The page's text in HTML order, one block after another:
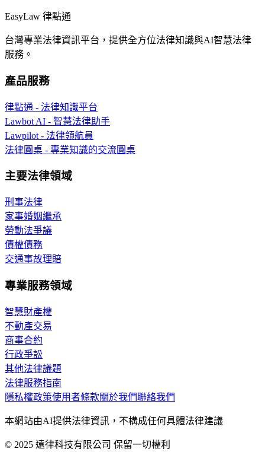
EasyLaw 律點通
台灣專業法律資訊平台，提供全方位法律知識與AI智慧法律
服務。
產品服務
律點通 - 法律知識平台
Lawbot AI - 智慧法律助手
Lawpilot - 法律領航員
法律圓桌 - 專業知識的交流圓桌
主要法律領域
刑事法律
家事婚姻繼承
勞動法爭議
債權債務
交通事故理賠
專業服務領域
智慧財產權
不動產交易
商事合約
行政爭訟
其他法律議題
法律服務指南
隱私權政策使用者條款關於我們聯絡我們
本網站由AI提供法律資訊，不構成任何具體法律建議
© 2025 遠律科技有限公司 保留一切權利